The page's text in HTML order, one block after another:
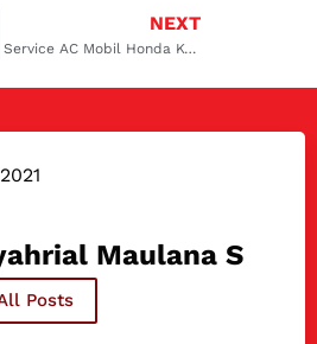
NEXT
Service AC Mobil Honda Koja dan Rawamangun, Solusi Tepat untuk Kenyamanan Berkendara
Maulana S
Posts